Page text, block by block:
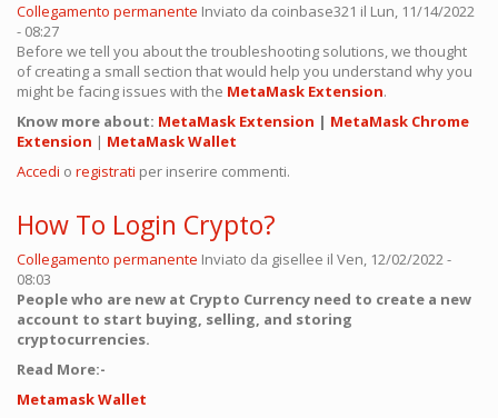
Collegamento permanente Inviato da coinbase321 il Lun, 11/14/2022
- 08:27
Before we tell you about the troubleshooting solutions, we thought
of creating a small section that would help you understand why you
might be facing issues with the MetaMask Extension.
Know more about: MetaMask Extension | MetaMask Chrome
Extension | MetaMask Wallet
Accedi o registrati per inserire commenti.
How To Login Crypto?
Collegamento permanente Inviato da gisellee il Ven, 12/02/2022 -
08:03
People who are new at Crypto Currency need to create a new
account to start buying, selling, and storing
cryptocurrencies.
Read More:-
Metamask Wallet